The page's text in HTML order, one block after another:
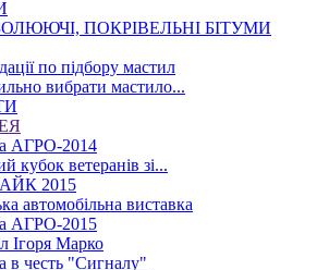
ПОКРІВЕЛЬНІ БІТУМИ
по підбору мастил
вибрати мастило...
АГРО-2014
кубок ветеранів зі...
2015
автомобільна виставка
АГРО-2015
Ігоря Марко
в честь "Сигналу"